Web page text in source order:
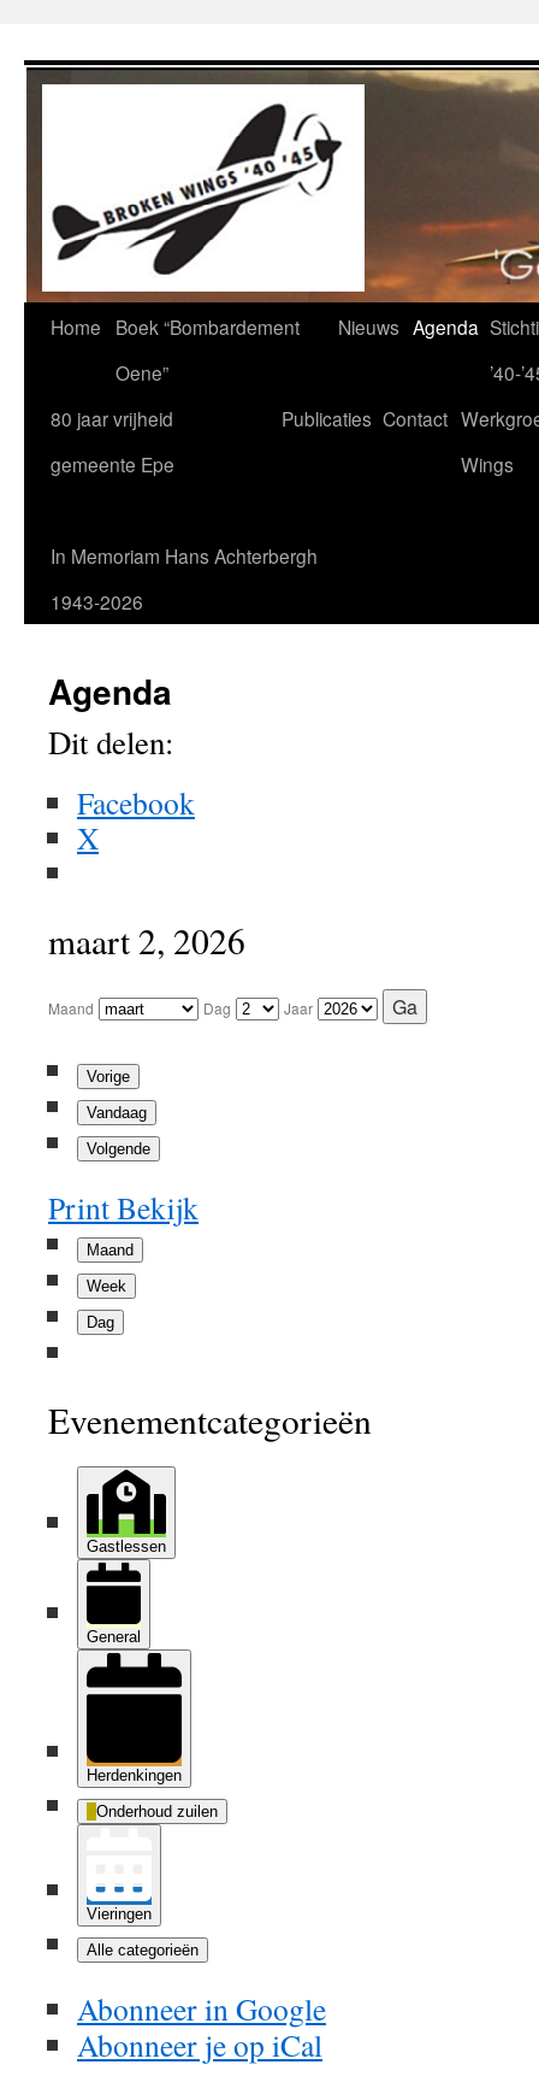
naar
Home
Boek “Bombardement
Oene”
Nieuws Agenda
’40-
80 jaar vrijheid
gemeente Epe
Publicaties Contact
Wings
In Memoriam Hans Achterbergh
1943-2026
Agenda
Dit delen:
Facebook
X
maart 2, 2026
Maand Dag Jaar
Vorige
Vandaag
Volgende
PrintBekijk
Maand
Week
Dag
Evenementcategorieën
Gastlessen
General
Herdenkingen
Onderhoud zuilen
Vieringen
Alle categorieën
Abonneer inGoogle
Abonneer je op iCal